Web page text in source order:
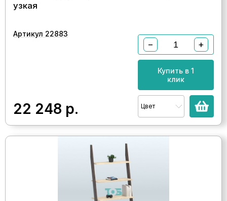
узкая
Артикул 22883
22 248 р.
− +
Купить в 1
клик
Цвет